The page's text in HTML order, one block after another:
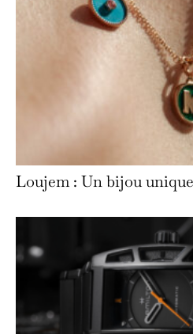
Loujem : Un bijou